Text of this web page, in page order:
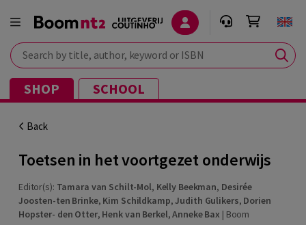
Search by title, author, keyword or ISBN
SHOP SCHOOL
Back
Toetsen in het voortgezet onderwijs
Editor(s): Tamara van Schilt-Mol, Kelly Beekman, Desirée
Joosten-ten Brinke, Kim Schildkamp,Judith Gulikers, Dorien
Hopster- den Otter, Henk van Berkel,Anneke Bax | Boom